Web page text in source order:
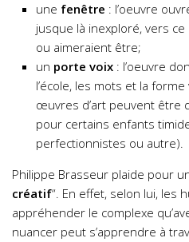
une fenêtre : l’oeuvre
jusque là inexploré, vers
ou aimeraient être;
un porte voix : l’oeuvre
l’école, les mots et la
œuvres d’art peuvent être
pour certains enfants
perfectionnistes ou autre).
Philippe Brasseur plaide pour
créatif“. En effet, selon lui, les
appréhender le complexe
nuancer peut s’apprendre à